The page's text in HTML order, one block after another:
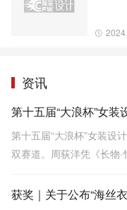
资讯
第十五届“大浪杯”女装设
双赛道。周荻洋凭《长物·
获奖｜关于公布“海丝